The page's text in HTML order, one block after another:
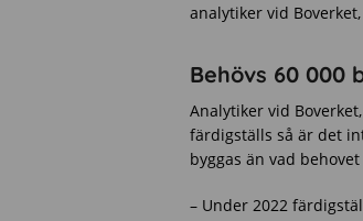
analytiker vid
Behövs 60 000
Analytiker vid
färdigställs så är det
byggas än vad
– Under 2022